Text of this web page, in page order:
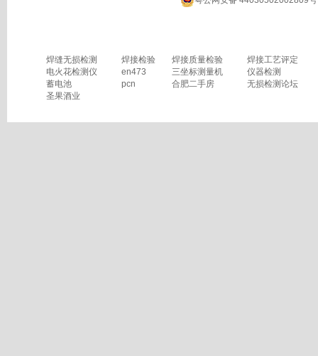
焊缝无损检测 焊接检验 焊接质量检验
焊接工艺评定
电火花检测仪
en473 三坐标测量机
仪器检测
蓄电池
pcn 合肥二手房
无损检测论坛
圣果酒业